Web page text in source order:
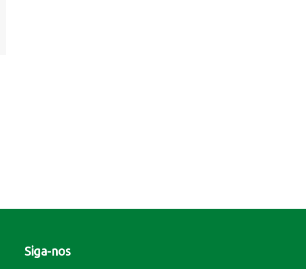
Siga-nos